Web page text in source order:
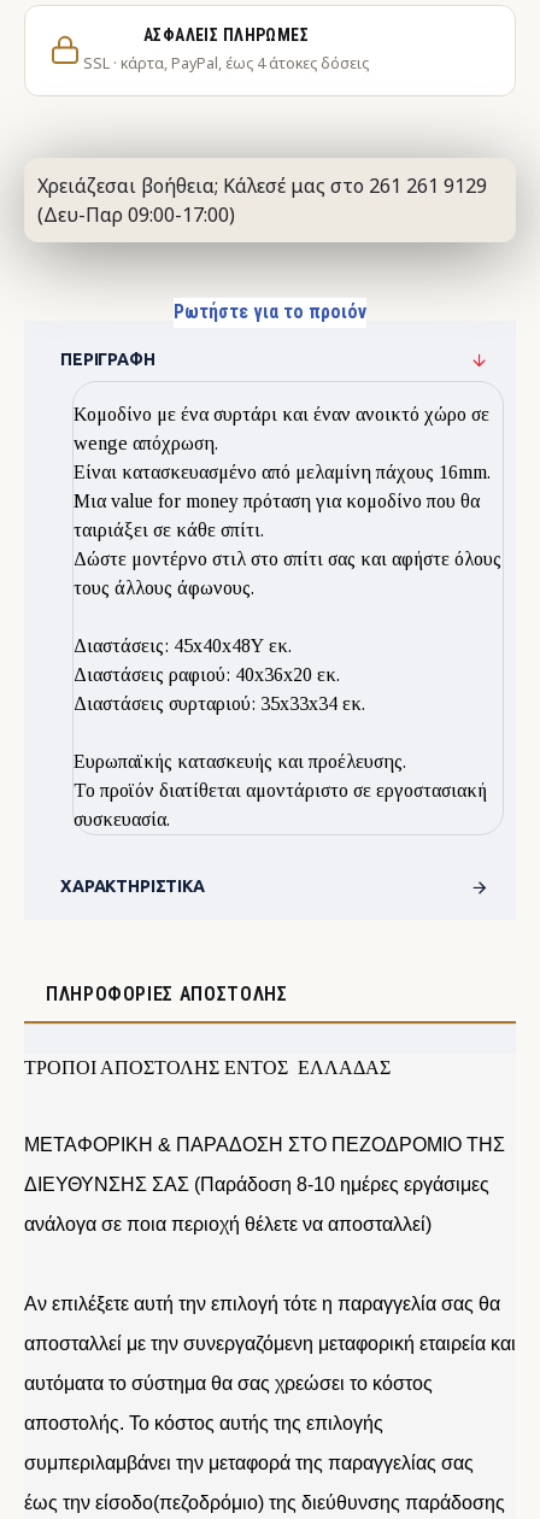
ΑΣΦΑΛΕΊΣ ΠΛΗΡΩΜΈΣ
SSL · κάρτα, PayPal, έως 4 άτοκες δόσεις
Χρειάζεσαι βοήθεια; Κάλεσέ μας στο 261 261 9129
(Δευ-Παρ 09:00-17:00)
Ρωτήστε για το προιόν
ΠΕΡΙΓΡΑΦΉ
Κομοδίνο με ένα συρτάρι και έναν ανοικτό χώρο σε
wenge απόχρωση.
Είναι κατασκευασμένο από μελαμίνη πάχους 16mm.
Μια value for money πρόταση για κομοδίνο που θα
ταιριάξει σε κάθε σπίτι.
Δώστε μοντέρνο στιλ στο σπίτι σας και αφήστε όλους
τους άλλους άφωνους.
Διαστάσεις: 45x40x48Υ εκ.
Διαστάσεις ραφιού: 40x36x20 εκ.
Διαστάσεις συρταριού: 35x33x34 εκ.
Ευρωπαϊκής κατασκευής και προέλευσης.
Το προϊόν διατίθεται αμοντάριστο σε εργοστασιακή
συσκευασία.
ΧΑΡΑΚΤΗΡΙΣΤΙΚΆ
ΠΛΗΡΟΦΟΡΊΕΣ ΑΠΟΣΤΟΛΉΣ
ΤΡΟΠΟΙ ΑΠΟΣΤΟΛΗΣ ΕΝΤΟΣ ΕΛΛΑΔΑΣ
ΜΕΤΑΦΟΡΙΚΗ & ΠΑΡΑΔΟΣΗ ΣΤΟ ΠΕΖΟΔΡΟΜΙΟ ΤΗΣ
ΔΙΕΥΘΥΝΣΗΣ ΣΑΣ (Παράδοση 8-10 ημέρες εργάσιμες
ανάλογα σε ποια περιοχή θέλετε να αποσταλλεί)
Αν επιλέξετε αυτή την επιλογή τότε η παραγγελία σας θα
αποσταλλεί με την συνεργαζόμενη μεταφορική εταιρεία και
αυτόματα το σύστημα θα σας χρεώσει το κόστος
αποστολής. Το κόστος αυτής της επιλογής
συμπεριλαμβάνει την μεταφορά της παραγγελίας σας
έως την είσοδο(πεζοδρόμιο) της διεύθυνσης παράδοσης